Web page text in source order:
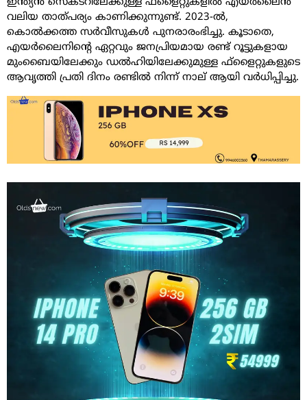
ഇന്ത്യന്‍ സെക്ടറിലേക്കുള്ള ഫ്ളൈറ്റുകളില്‍ എയര്‍ലൈന്‍
വലിയ താത്പര്യം കാണിക്കുന്നുണ്ട്. 2023-ല്‍,
കൊല്‍ക്കത്ത സര്‍വീസുകള്‍ പുനരാരംഭിച്ചു. കൂടാതെ,
എയര്‍ലൈനിന്റെ ഏറ്റവും ജനപ്രിയമായ രണ്ട് റൂട്ടുകളായ
മുംബൈയിലേക്കും ഡല്‍ഹിയിലേക്കുമുള്ള ഫ്‌ളൈറ്റുകളുടെ
ആവൃത്തി പ്രതി ദിനം രണ്ടില്‍ നിന്ന് നാല് ആയി വര്‍ധിപ്പിച്ചു.